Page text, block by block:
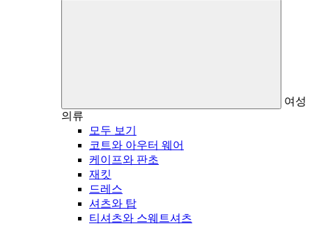
여성
의류
모두 보기
코트와 아우터 웨어
케이프와 판초
재킷
드레스
셔츠와 탑
티셔츠와 스웨트셔츠